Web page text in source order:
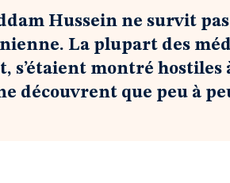
Hussein ne survit
La plupart des
s’étaient montré hostiles
découvrent que peu à